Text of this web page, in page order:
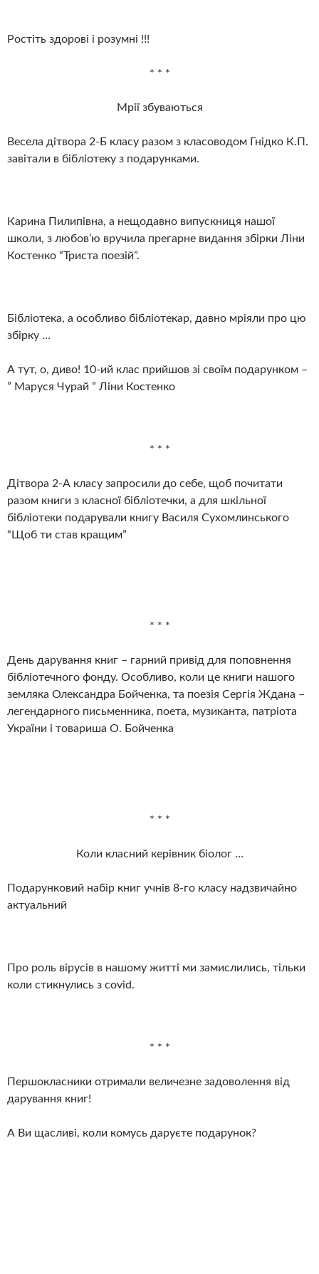
Ростіть здорові і розумні !!!
* * *
Мрії збуваються
Весела дітвора 2-Б класу разом з класоводом Гнідко К.П.
завітали в бібліотеку з подарунками.
Карина Пилипівна, а нещодавно випускниця нашої
школи, з любов’ю вручила прегарне видання збірки Ліни
Костенко “Триста поезій”.
Бібліотека, а особливо бібліотекар, давно мріяли про цю
збірку …
А тут, о, диво! 10-ий клас прийшов зі своїм подарунком –
” Маруся Чурай ” Ліни Костенко
* * *
Дітвора 2-А класу запросили до себе, щоб почитати
разом книги з класної бібліотечки, а для шкільної
бібліотеки подарували книгу Василя Сухомлинського
“Щоб ти став кращим”
* * *
День дарування книг – гарний привід для поповнення
бібліотечного фонду. Особливо, коли це книги нашого
земляка Олександра Бойченка, та поезія Сергія Ждана –
легендарного письменника, поета, музиканта, патріота
України і товариша О. Бойченка
* * *
Коли класний керівник біолог …
Подарунковий набір книг учнів 8-го класу надзвичайно
актуальний
Про роль вірусів в нашому житті ми замислились, тільки
коли стикнулись з covid.
* * *
Першокласники отримали величезне задоволення від
дарування книг!
А Ви щасливі, коли комусь даруєте подарунок?